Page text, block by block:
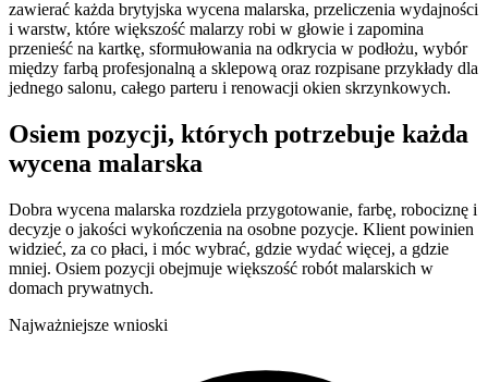
zawierać każda brytyjska wycena malarska, przeliczenia wydajności
i warstw, które większość malarzy robi w głowie i zapomina
przenieść na kartkę, sformułowania na odkrycia w podłożu, wybór
między farbą profesjonalną a sklepową oraz rozpisane przykłady dla
jednego salonu, całego parteru i renowacji okien skrzynkowych.
Osiem pozycji, których potrzebuje każda
wycena malarska
Dobra wycena malarska rozdziela przygotowanie, farbę, robociznę i
decyzje o jakości wykończenia na osobne pozycje. Klient powinien
widzieć, za co płaci, i móc wybrać, gdzie wydać więcej, a gdzie
mniej. Osiem pozycji obejmuje większość robót malarskich w
domach prywatnych.
Najważniejsze wnioski